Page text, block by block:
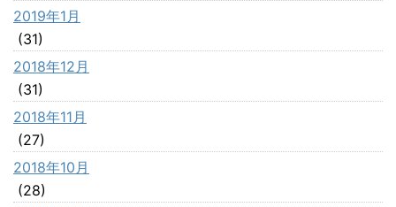
2019年1月
(31)
2018年12月
(31)
2018年11月
(27)
2018年10月
(28)